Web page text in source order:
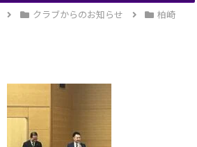
クラブからのお知らせ
柏崎